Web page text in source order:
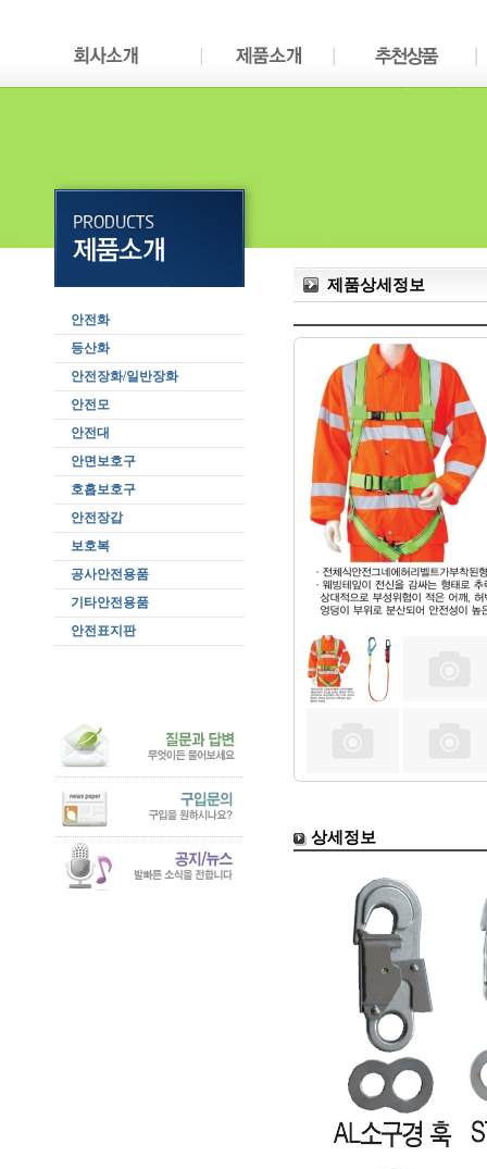
안전화
등산화
안전장화/일반장화
안전모
안전대
안면보호구
호흡보호구
안전장갑
보호복
공사안전용품
기타안전용품
안전표지판
제품상세정보
상세정보